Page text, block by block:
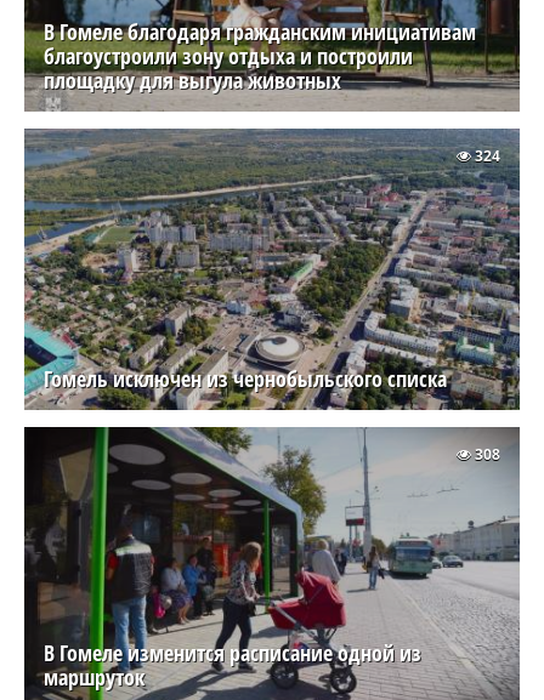
В Гомеле благодаря гражданским инициативам
благоустроили зону отдыха и построили
площадку для выгула животных
Гомель исключен из чернобыльского списка
324
В Гомеле изменится расписание одной из
маршруток
308